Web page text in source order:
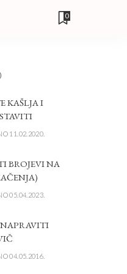
0
KAŠLJA I
11.02.2020.
BROJEVI NA
05.04.2023.
NAPRAVITI
04.05.2016.